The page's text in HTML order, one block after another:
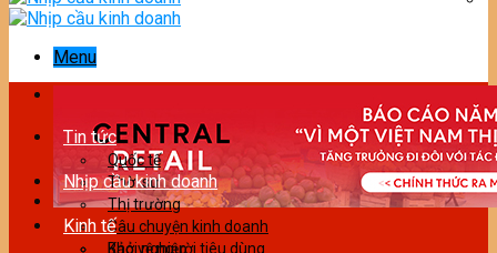
Menu
Tin tức
Quốc tế
Thời sự
Nhịp cầu kinh doanh
Thị trường
Câu chuyện kinh doanh
Bảo vệ người tiêu dùng
Kinh tế
Khởi nghiệp